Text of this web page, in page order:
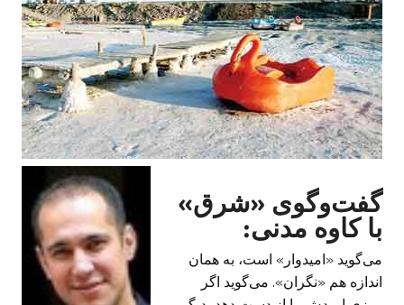
گفت‌وگوی «شرق»
با کاوه مدنی:
می‌گوید «امیدوار» است، به همان
اندازه هم «نگران». می‌گوید اگر